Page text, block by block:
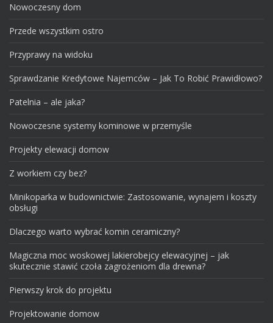
Nowoczesny dom
Przede wszystkim ostro
Przyprawy na widoku
Sprawdzanie Kredytowe Najemców – Jak To Robić Prawidłowo?
Patelnia – ale jaka?
Nowoczesne systemy kominowe w przemyśle
Projekty elewacji domow
Z workiem czy bez?
Minikoparka w budownictwie: Zastosowanie, wynajem i koszty
obsługi
Dlaczego warto wybrać komin ceramiczny?
Magiczna moc woskowej lakierobejcy elewacyjnej – jak
skutecznie stawić czoła zagrożeniom dla drewna?
Pierwszy krok do projektu
Projektowanie domow